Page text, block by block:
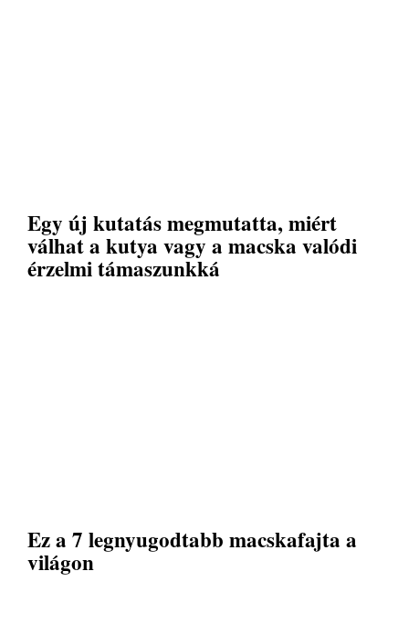
Egy új kutatás megmutatta, miért
válhat a kutya vagy a macska valódi
érzelmi támaszunkká
Ez a 7 legnyugodtabb macskafajta a
világon